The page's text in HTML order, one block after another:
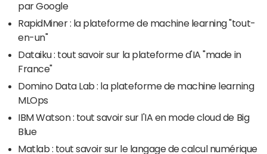
par Google
RapidMiner : la plateforme de machine learning "tout-
en-un"
Dataiku : tout savoir sur la plateforme d'IA "made in
France"
Domino Data Lab : la plateforme de machine learning
MLOps
IBM Watson : tout savoir sur l'IA en mode cloud de Big
Blue
Matlab : tout savoir sur le langage de calcul numérique